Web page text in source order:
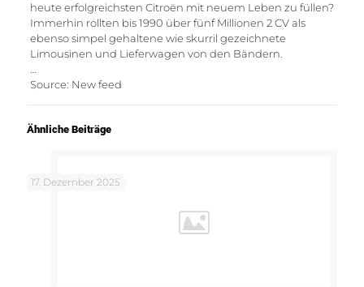
heute erfolgreichsten Citroën mit neuem Leben zu füllen?
Immerhin rollten bis 1990 über fünf Millionen 2 CV als
ebenso simpel gehaltene wie skurril gezeichnete
Limousinen und Lieferwagen von den Bändern.
Source: New feed
Ähnliche Beiträge
17. Dezember 2025